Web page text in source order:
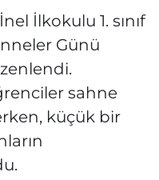
İlkokulu 1. sınıf
Günü
sahne
küçük bir